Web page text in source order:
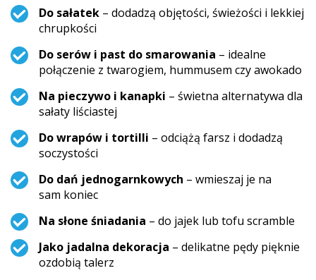
Do sałatek – dodadzą objętości, świeżości i lekkiej
chrupkości
Do serów i past do smarowania – idealne
połączenie z twarogiem, hummusem czy awokado
Na pieczywo i kanapki – świetna alternatywa dla
sałaty liściastej
Do wrapów i tortilli – odciążą farsz i dodadzą
soczystości
Do dań jednogarnkowych – wmieszaj je na
sam koniec
Na słone śniadania – do jajek lub tofu scramble
Jako jadalna dekoracja – delikatne pędy pięknie
ozdobią talerz